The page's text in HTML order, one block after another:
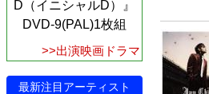
D（イニシャルD）』
DVD-9(PAL)1枚組
>>出演映画ドラマ
最新注目アーティスト